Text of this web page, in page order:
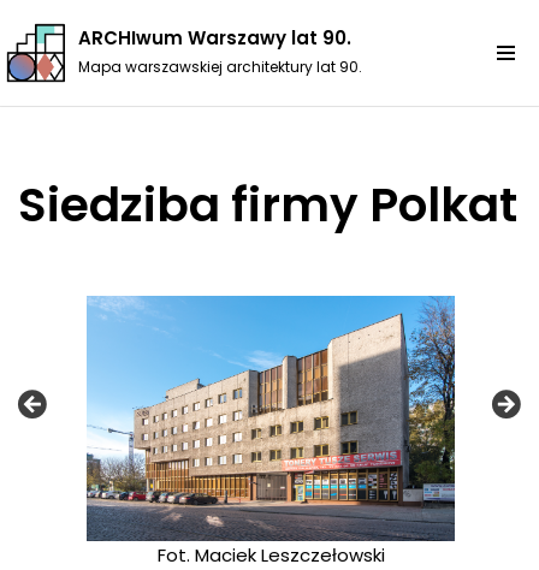
Przejdź
ARCHIwum Warszawy lat 90.
Mapa warszawskiej architektury lat 90.
Siedziba firmy Polkat
Fot. Maciek Leszczełowski